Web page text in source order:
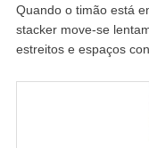
Quando o timão está
stacker move-se
estreitos e espaços